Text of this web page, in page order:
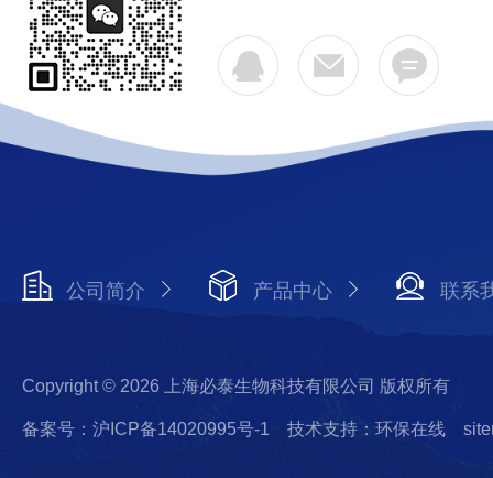
公司简介 产品中心 联系
Copyright © 2026 上海必泰生物科技有限公司 版权所有
备案号：沪ICP备14020995号-1 技术支持：环保在线